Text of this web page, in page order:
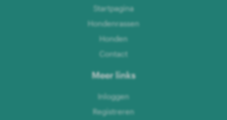
Startpagina
Hondenrassen
Honden
Contact
Meer links
Inloggen
Registreren